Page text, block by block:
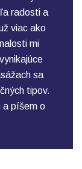
radosti a
viac ako
mi
sa
tipov.
a píšem o